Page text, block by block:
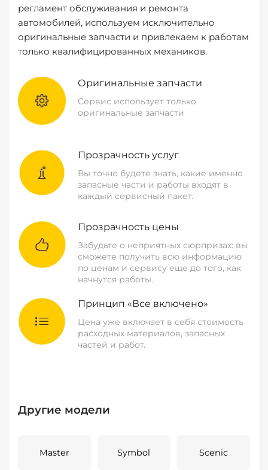
регламент обслуживания и ремонта
автомобилей, используем исключительно
оригинальные запчасти и привлекаем к работам
только квалифицированных механиков.
Оригинальные запчасти
Сервис использует только
оригинальные запчасти
Прозрачность услуг
Вы точно будете знать, какие именно
запасные части и работы входят в
каждый сервисный пакет.
Прозрачность цены
Забудьте о неприятных сюрпризах: вы
сможете получить всю информацию
по ценам и сервису еще до того, как
начнутся работы.
Принцип «Все включено»
Цена уже включает в себя стоимость
расходных материалов, запасных
частей и работ.
Другие модели
Master Symbol Scenic